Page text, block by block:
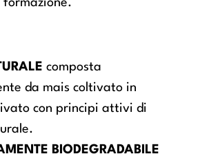
composta
da mais coltivato in
con principi attivi di
BIODEGRADABILE